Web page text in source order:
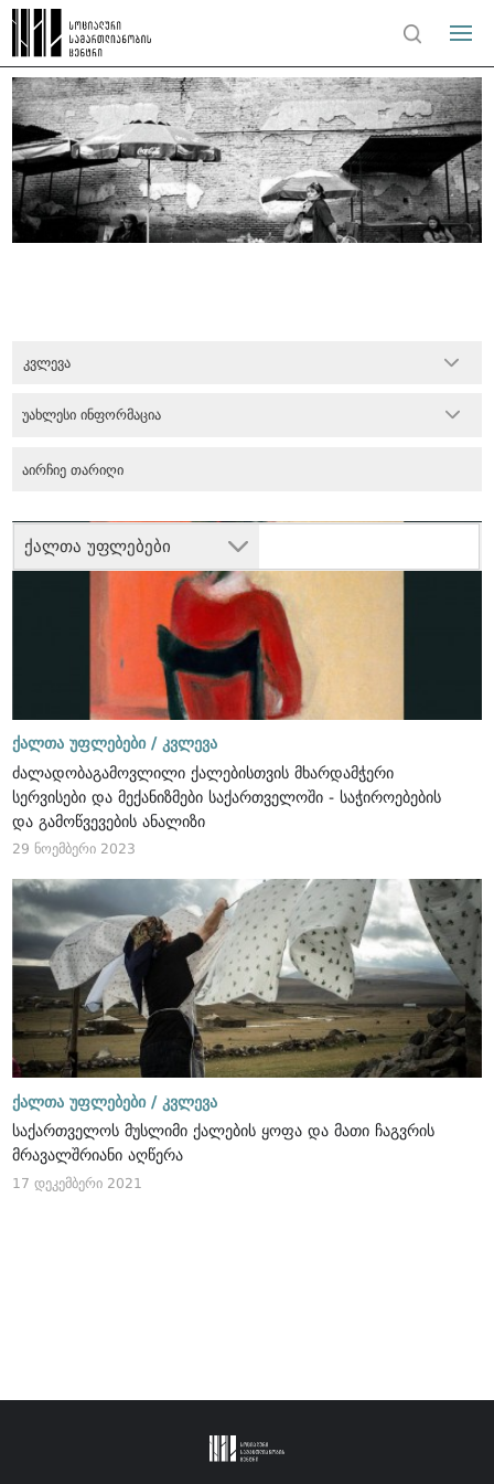
კვლევა
ქალთა უფლებები
უახლესი ინფორმაცია
ქალთა უფლებები / კვლევა
ძალადობაგამოვლილი ქალებისთვის მხარდამჭერი
სერვისები და მექანიზმები საქართველოში - საჭიროებების
და გამოწვევების ანალიზი
29 ნოემბერი 2023
ქალთა უფლებები / კვლევა
საქართველოს მუსლიმი ქალების ყოფა და მათი ჩაგვრის
მრავალშრიანი აღწერა
17 დეკემბერი 2021